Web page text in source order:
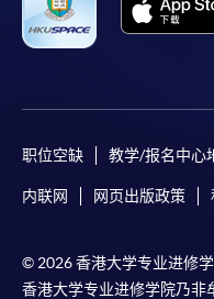
本學院為學院開設的其中
卻不能為這些資訊作出任
準確、資訊適合任何目的
职位空缺 教学/报名中心
内联网 网页出版政策
© 2026 香港大学专业进修
香港大学专业进修学院乃非